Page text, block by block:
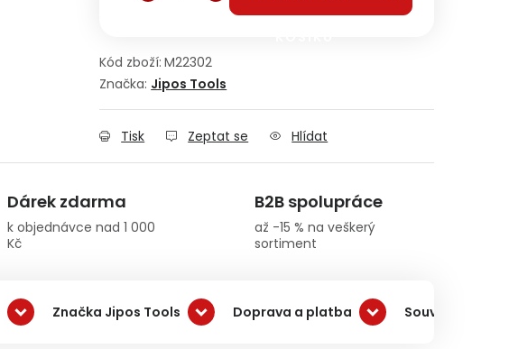
Kód zboží: M22302
Značka: Jipos Tools
Tisk Zeptat se Hlídat
Dárek zdarma
k objednávce nad 1 000
Kč
B2B spolupráce
až -15 % na veškerý
sortiment
Značka Jipos Tools Doprava a platba Související